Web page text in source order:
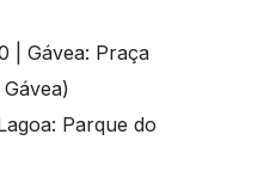
| Gávea: Praça
Parque do